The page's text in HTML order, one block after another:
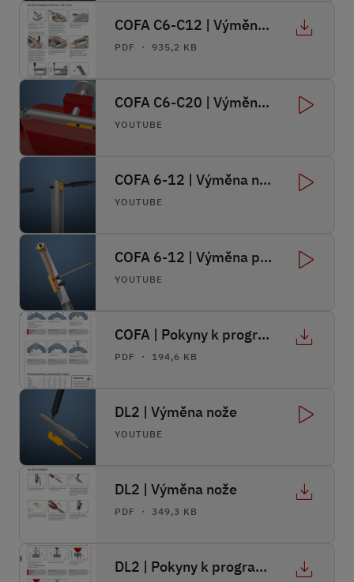
COFA C6-C12 | Výměna nože
PDF ・ 935,2 KB
COFA C6-C20 | Výměna pružiny
YOUTUBE
COFA 6-12 | Výměna nože
YOUTUBE
COFA 6-12 | Výměna pružiny
YOUTUBE
COFA | Pokyny k programování
PDF ・ 194,6 KB
DL2 | Výměna nože
YOUTUBE
DL2 | Výměna nože
PDF ・ 349,3 KB
DL2 | Pokyny k programování